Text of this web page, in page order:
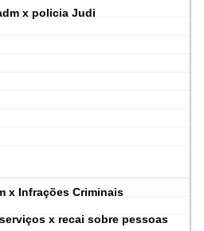
x policia Judi
x Infrações Criminais
x recai sobre pessoas